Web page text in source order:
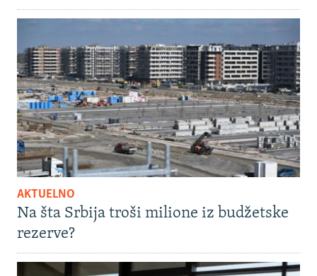
AKTUELNO
Na šta Srbija troši milione iz budžetske
rezerve?